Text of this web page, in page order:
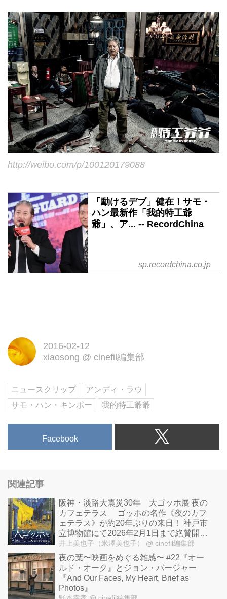
http://weibo.com/p/100120179088
「動けるデブ」健在！サモ・
ハン最新作「我的特工爺
爺」、ア... -- RecordChina
sp.recordchina.co.jp
2016-02-12
xiaosong @ cinefil編集部
ニュースクリップ
アンディ・ラウ
サモ・ハン・キンポー
我的特工爺爺
Facebook
関連記事
阪神・淡路大震災30年 大ゴッホ展 夜の
カフェテラス ゴッホの名作《夜のカフ
ェテラス》が約20年ぶりの来日！ 神戸市
立博物館にて2026年2月1日まで絶賛開催
中！福島県立美術館2026年2月21日より
開催、東京・上野の森美術館2026年5月
29日より開催！
井上美也子（米澤美也子） @ cinefil編集部
夜の葉〜映画をめぐる雑感〜 #22『オー
ルド・オーク』とジョン・バージャー
『And Our Faces, My Heart, Brief as
Photos』